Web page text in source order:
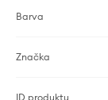
Barva
Značka
ID produktu